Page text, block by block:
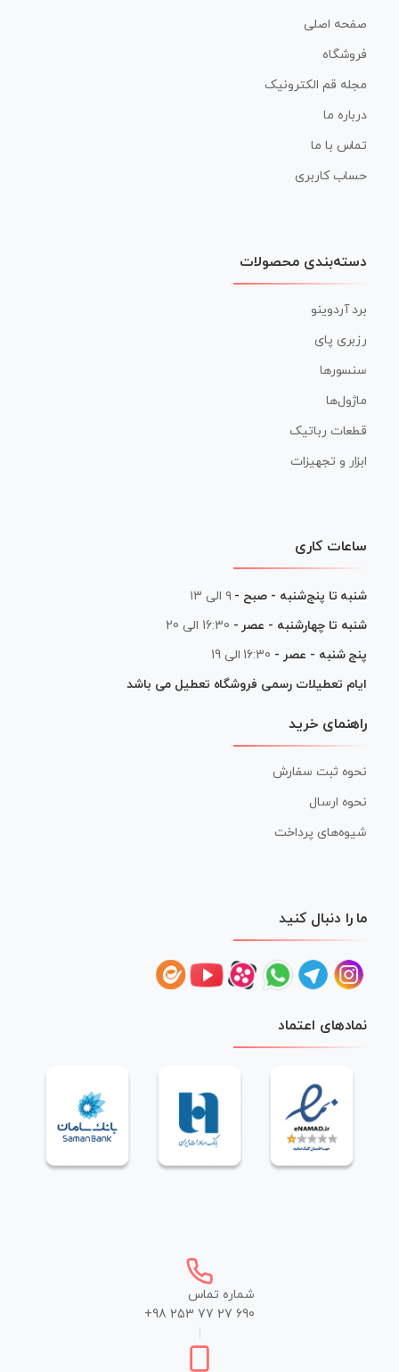
صفحه اصلی
فروشگاه
مجله قم الکترونیک
درباره ما
تماس با ما
حساب کاربری
دسته‌بندی محصولات
برد آردوینو
رزبری پای
سنسورها
ماژول‌ها
قطعات رباتیک
ابزار و تجهیزات
ساعات کاری
شنبه تا پنج‌شنبه - صبح - ۹ الی ۱۳
شنبه تا چهارشنبه - عصر - 16:30 الی 20
پنج شنبه - عصر - 16:30 الی 19
ایام تعطیلات رسمی فروشگاه تعطیل می باشد
راهنمای خرید
نحوه ثبت سفارش
نحوه ارسال
شیوه‌های پرداخت
ما را دنبال کنید
نمادهای اعتماد
شماره تماس
+98 253 77 27 690